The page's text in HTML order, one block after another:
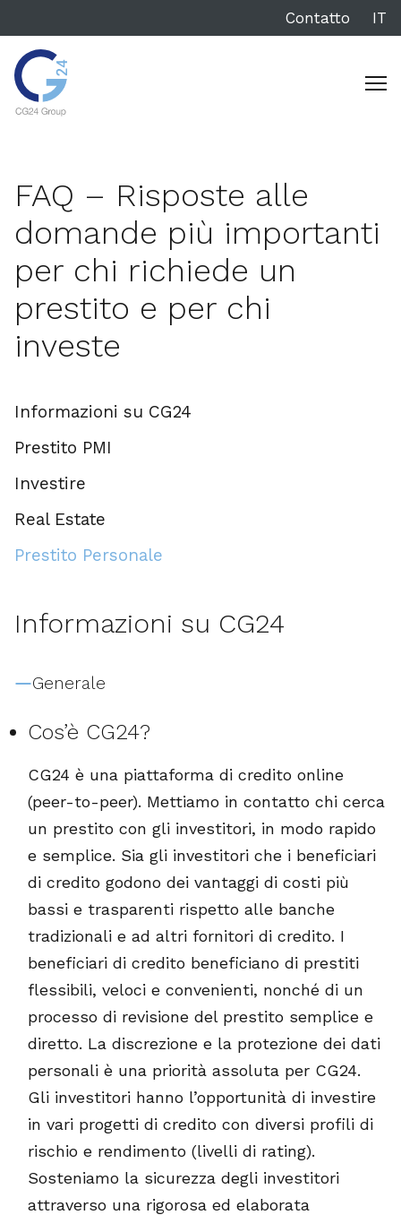
Contatto IT
FAQ – Risposte alle
domande più importanti
per chi richiede un
prestito e per chi
investe
Informazioni su CG24
Prestito PMI
Investire
Real Estate
Prestito Personale
Informazioni su CG24
Generale
Cos’è CG24?
CG24 è una piattaforma di credito online
(peer-to-peer). Mettiamo in contatto chi cerca
un prestito con gli investitori, in modo rapido
e semplice. Sia gli investitori che i beneficiari
di credito godono dei vantaggi di costi più
bassi e trasparenti rispetto alle banche
tradizionali e ad altri fornitori di credito. I
beneficiari di credito beneficiano di prestiti
flessibili, veloci e convenienti, nonché di un
processo di revisione del prestito semplice e
diretto. La discrezione e la protezione dei dati
personali è una priorità assoluta per CG24.
Gli investitori hanno l’opportunità di investire
in vari progetti di credito con diversi profili di
rischio e rendimento (livelli di rating).
Sosteniamo la sicurezza degli investitori
attraverso una rigorosa ed elaborata